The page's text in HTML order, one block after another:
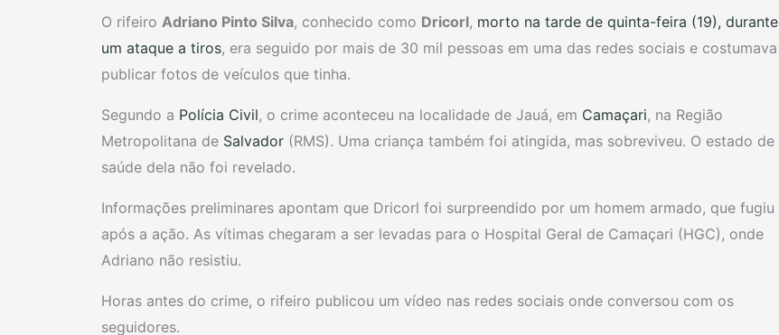
O rifeiro Adriano Pinto Silva, conhecido como Dricorl, morto na tarde de quinta-feira (19), durante
um ataque a tiros, era seguido por mais de 30 mil pessoas em uma das redes sociais e costumava
publicar fotos de veículos que tinha.
Segundo a Polícia Civil, o crime aconteceu na localidade de Jauá, em Camaçari, na Região
Metropolitana de Salvador (RMS). Uma criança também foi atingida, mas sobreviveu. O estado de
saúde dela não foi revelado.
Informações preliminares apontam que Dricorl foi surpreendido por um homem armado, que fugiu
após a ação. As vítimas chegaram a ser levadas para o Hospital Geral de Camaçari (HGC), onde
Adriano não resistiu.
Horas antes do crime, o rifeiro publicou um vídeo nas redes sociais onde conversou com os
seguidores.